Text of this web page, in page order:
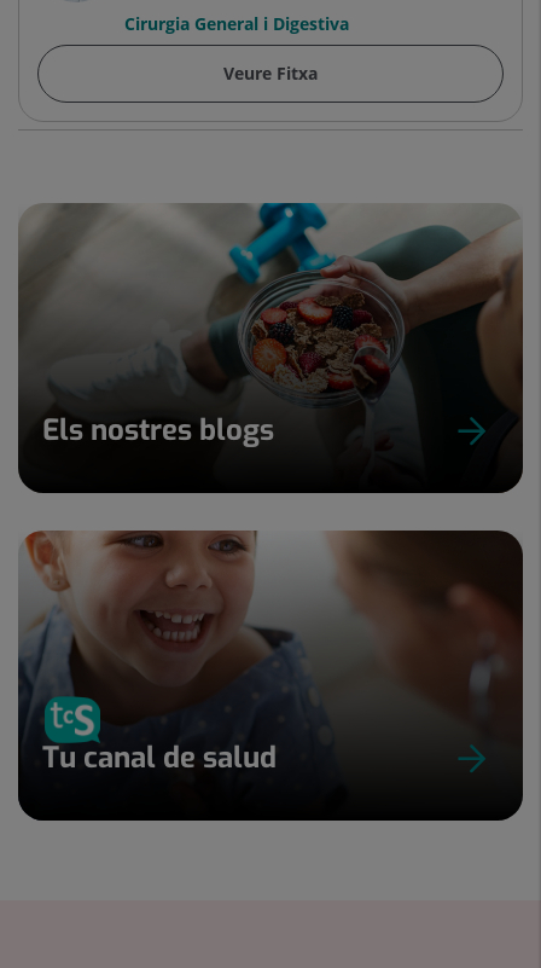
Cirurgia General i Digestiva
Veure Fitxa
Els nostres blogs
Tu canal de salud